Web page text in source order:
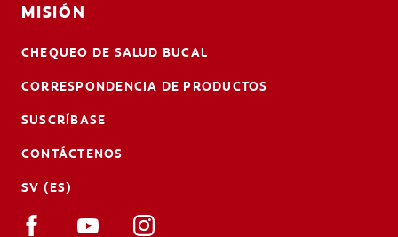
MISIÓN
CHEQUEO DE SALUD BUCAL
CORRESPONDENCIA DE PRODUCTOS
SUSCRÍBASE
CONTÁCTENOS
SV (ES)